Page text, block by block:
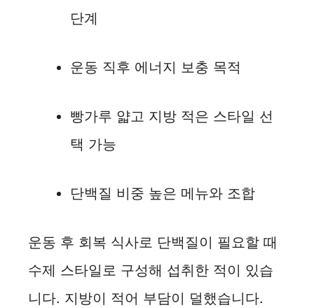
단계
운동 직후 에너지 보충 목적
빵가루 얇고 지방 적은 스타일 선
택 가능
단백질 비중 높은 메뉴와 조합
운동 후 회복 식사로 단백질이 필요할 때
수제 스타일로 구성해 섭취한 적이 있습
니다. 지방이 적어 부담이 덜했습니다.